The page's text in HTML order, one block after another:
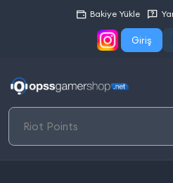
Bakiye Yükle
Giriş